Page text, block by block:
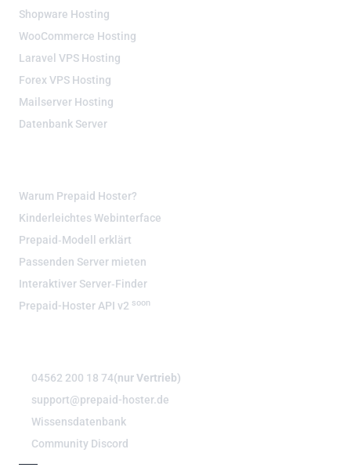
Shopware Hosting
WooCommerce Hosting
Laravel VPS Hosting
Forex VPS Hosting
Mailserver Hosting
Datenbank Server
Warum Prepaid Hoster?
Kinderleichtes Webinterface
Prepaid‑Modell erklärt
Passenden Server mieten
Interaktiver Server‑Finder
Prepaid-Hoster API v2 soon
04562 200 18 74(nur Vertrieb)
support@prepaid-hoster.de
Wissensdatenbank
Community Discord